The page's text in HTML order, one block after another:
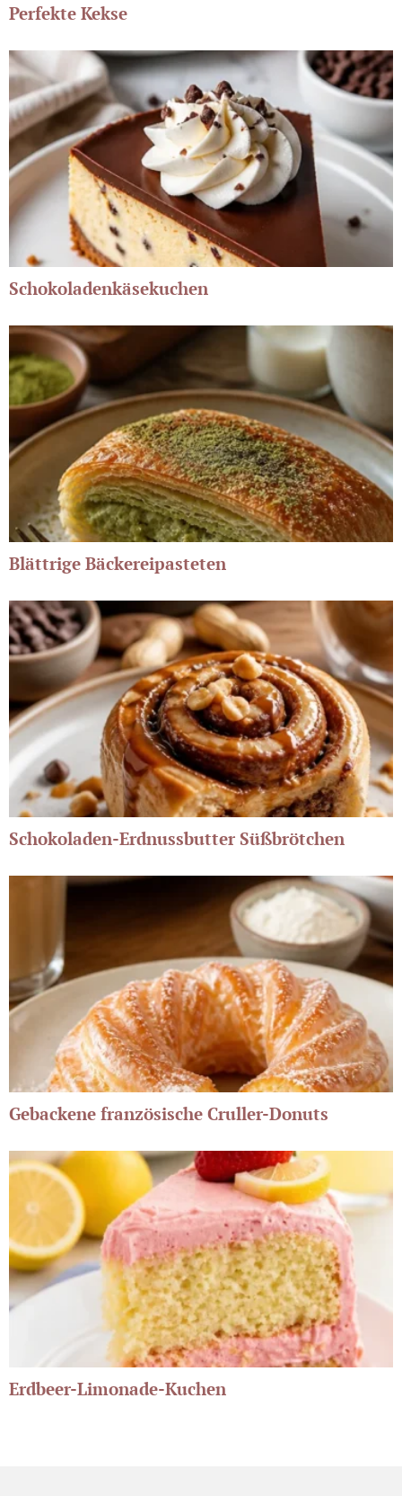
Perfekte Kekse
Schokoladenkäsekuchen
Blättrige Bäckereipasteten
Schokoladen-Erdnussbutter Süßbrötchen
Gebackene französische Cruller-Donuts
Erdbeer-Limonade-Kuchen